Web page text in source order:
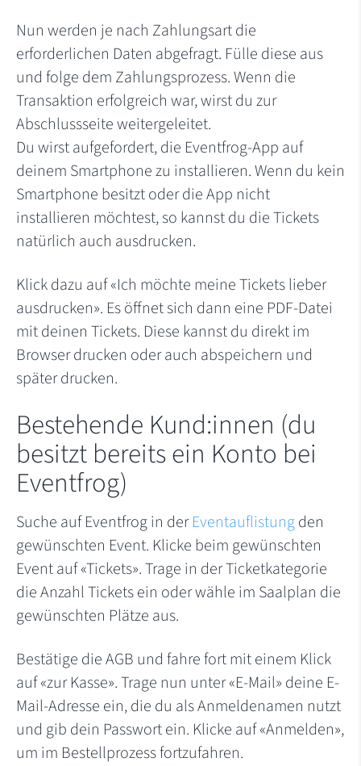
Nun werden je nach Zahlungsart die
erforderlichen Daten abgefragt. Fülle diese aus
und folge dem Zahlungsprozess. Wenn die
Transaktion erfolgreich war, wirst du zur
Abschlussseite weitergeleitet.
Du wirst aufgefordert, die Eventfrog-App auf
deinem Smartphone zu installieren. Wenn du kein
Smartphone besitzt oder die App nicht
installieren möchtest, so kannst du die Tickets
natürlich auch ausdrucken.
Klick dazu auf «Ich möchte meine Tickets lieber
ausdrucken». Es öffnet sich dann eine PDF-Datei
mit deinen Tickets. Diese kannst du direkt im
Browser drucken oder auch abspeichern und
später drucken.
Bestehende Kund:innen (du
besitzt bereits ein Konto bei
Eventfrog)
Suche auf Eventfrog in derEventauflistungden
gewünschten Event. Klicke beim gewünschten
Event auf «Tickets». Trage in der Ticketkategorie
die Anzahl Tickets ein oder wähle im Saalplan die
gewünschten Plätze aus.
Bestätige die AGB und fahre fort mit einem Klick
auf «zur Kasse». Trage nun unter «E-Mail» deine E-
Mail-Adresse ein, die du als Anmeldenamen nutzt
und gib dein Passwort ein. Klicke auf «Anmelden»,
um im Bestellprozess fortzufahren.